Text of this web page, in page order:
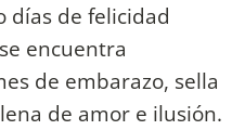
días de felicidad
encuentra
de embarazo, sella
de amor e ilusión.